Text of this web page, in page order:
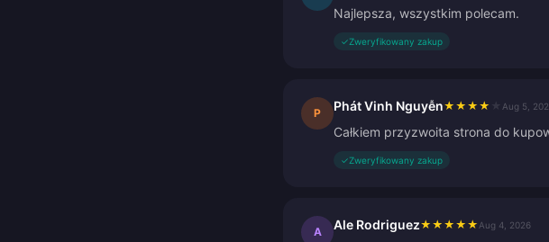
Najlepsza, wszystkim polecam.
✓Zweryfikowany zakup
P Phát Vinh Nguyễn★ ★ ★ ★ Aug 5,
Całkiem przyzwoita strona do
✓Zweryfikowany zakup
A Ale Rodriguez★ ★ ★ ★ ★ Aug 4, 2026